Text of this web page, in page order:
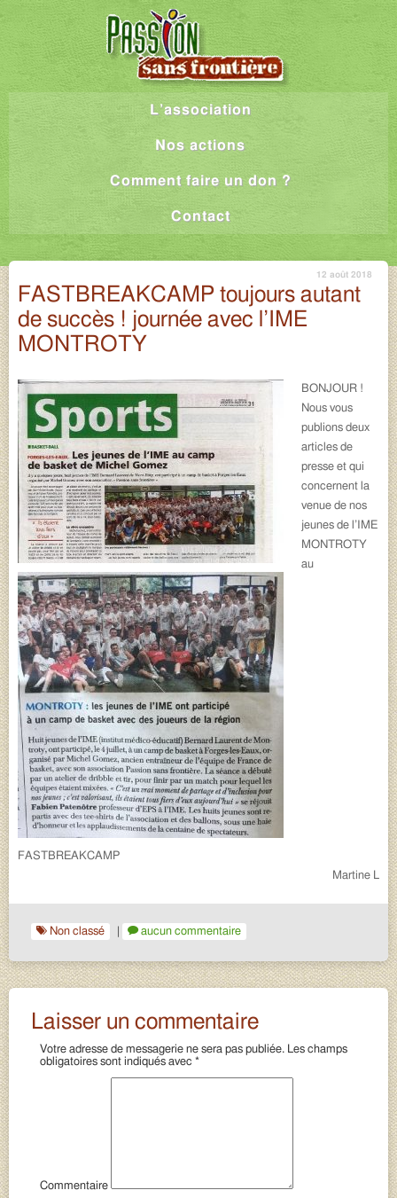
L’association
Nos actions
Comment faire un don ?
Contact
12 août 2018
FASTBREAKCAMP toujours autant
de succès ! journée avec l’IME
MONTROTY
BONJOUR !
Nous vous
publions deux
articles de
presse et qui
concernent la
venue de nos
jeunes de l’IME
MONTROTY
au
FASTBREAKCAMP
Martine L
Non classé aucun commentaire
Laisser un commentaire
Votre adresse de messagerie ne sera pas publiée. Les champs
obligatoires sont indiqués avec *
Commentaire